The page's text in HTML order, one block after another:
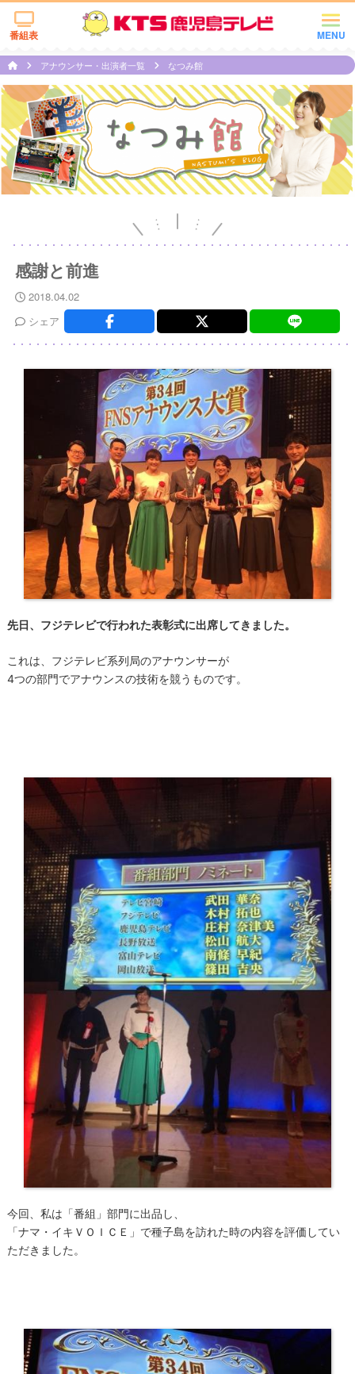
MENU
番組表
アナウンサー・出演者一覧 なつみ館
感謝と前進
2018.04.02
シェア
先日、フジテレビで行われた表彰式に出席してきました。
これは、フジテレビ系列局のアナウンサーが
4つの部門でアナウンスの技術を競うものです。
今回、私は「番組」部門に出品し、
「ナマ・イキＶＯＩＣＥ」で種子島を訪れた時の内容を評価してい
ただきました。